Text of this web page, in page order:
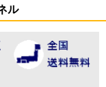
ル